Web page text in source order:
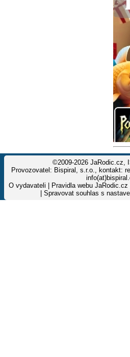
©2009-2026 JaRodic.cz,
Provozovatel: Bispiral, s.r.o., kontakt:
O vydavateli
Pravidla webu
Spravovat souhlas s